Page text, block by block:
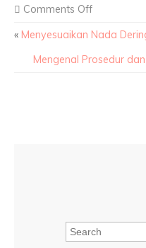
Comments Off
« Menyesuaikan Nada
Mengenal Prosedur